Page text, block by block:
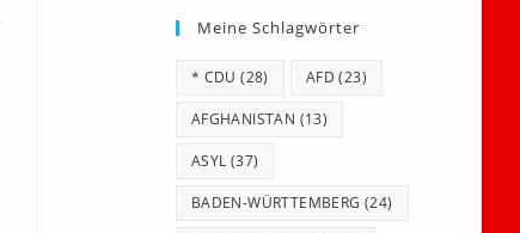
Meine Schlagwörter
* CDU (28) AFD (23)
AFGHANISTAN (13)
ASYL (37)
BADEN-WÜRTTEMBERG (24)